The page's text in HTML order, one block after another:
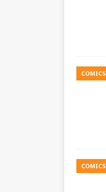
COMICS
COMICS